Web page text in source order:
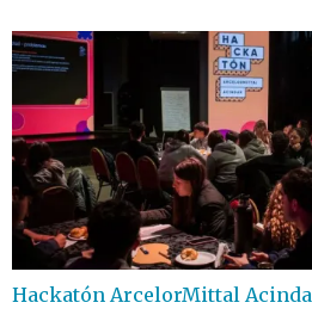
Hackatón ArcelorMittal